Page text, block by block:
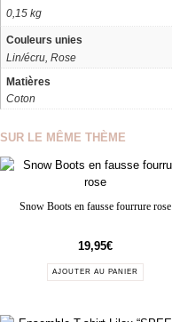
0,15 kg
Couleurs unies
Lin/écru, Rose
Matières
Coton
SUR LE MÊME THÈME
Snow Boots en fausse fourrure rose
19,95€
AJOUTER AU PANIER